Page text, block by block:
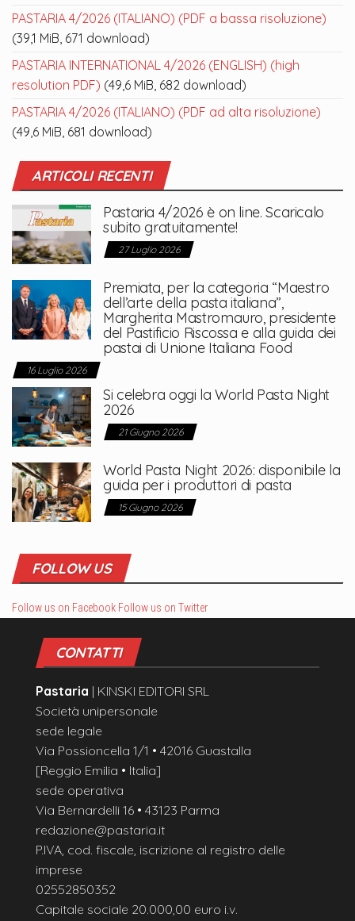
PASTARIA 4/2026 (ITALIANO) (PDF a bassa risoluzione)
(39,1 MiB, 671 download)
PASTARIA INTERNATIONAL 4/2026 (ENGLISH) (high
resolution PDF) (49,6 MiB, 682 download)
PASTARIA 4/2026 (ITALIANO) (PDF ad alta risoluzione)
(49,6 MiB, 681 download)
ARTICOLI RECENTI
Pastaria 4/2026 è on line. Scaricalo
subito gratuitamente!
27 Luglio 2026
Premiata, per la categoria “Maestro
dell’arte della pasta italiana”,
Margherita Mastromauro, presidente
del Pastificio Riscossa e alla guida dei
pastai di Unione Italiana Food
16 Luglio 2026
Si celebra oggi la World Pasta Night
2026
21 Giugno 2026
World Pasta Night 2026: disponibile la
guida per i produttori di pasta
15 Giugno 2026
FOLLOW US
Follow us on Facebook Follow us on Twitter
CONTATTI
Pastaria | KINSKI EDITORI SRL
Società unipersonale
sede legale
Via Possioncella 1/1 • 42016 Guastalla
[Reggio Emilia • Italia]
sede operativa
Via Bernardelli 16 • 43123 Parma
redazione@pastaria.it
P.IVA, cod. fiscale, iscrizione al registro delle
imprese
02552850352
Capitale sociale 20.000,00 euro i.v.